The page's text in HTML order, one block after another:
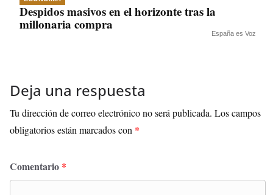
Despidos masivos en el horizonte tras la
millonaria compra
España es Voz
Deja una respuesta
Tu dirección de correo electrónico no será publicada. Los campos
obligatorios están marcados con *
Comentario *